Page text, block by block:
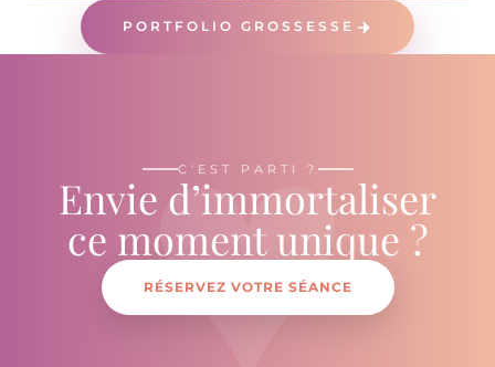
PORTFOLIO GROSSESSE
♥
C'EST PARTI ?
Envie d’immortaliser
ce moment unique ?
RÉSERVEZ VOTRE SÉANCE